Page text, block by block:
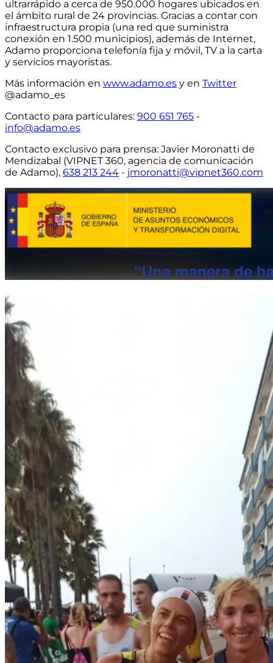
ultrarrápido a cerca de 950.000 hogares ubicados en
el ámbito rural de 24 provincias. Gracias a contar con
infraestructura propia (una red que suministra
conexión en 1.500 municipios), además de Internet,
Adamo proporciona telefonía fija y móvil, TV a la carta
y servicios mayoristas.
Más información en www.adamo.es y en Twitter
@adamo_es
Contacto para particulares: 900 651 765 -
info@adamo.es
Contacto exclusivo para prensa: Javier Moronatti de
Mendizabal (VIPNET 360, agencia de comunicación
de Adamo), 638 213 244 - jmoronatti@vipnet360.com